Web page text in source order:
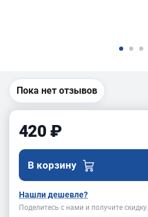
Пока нет отзывов
420 ₽
В корзину
Нашли дешевле?
Поделитесь с нами и получите скидку.